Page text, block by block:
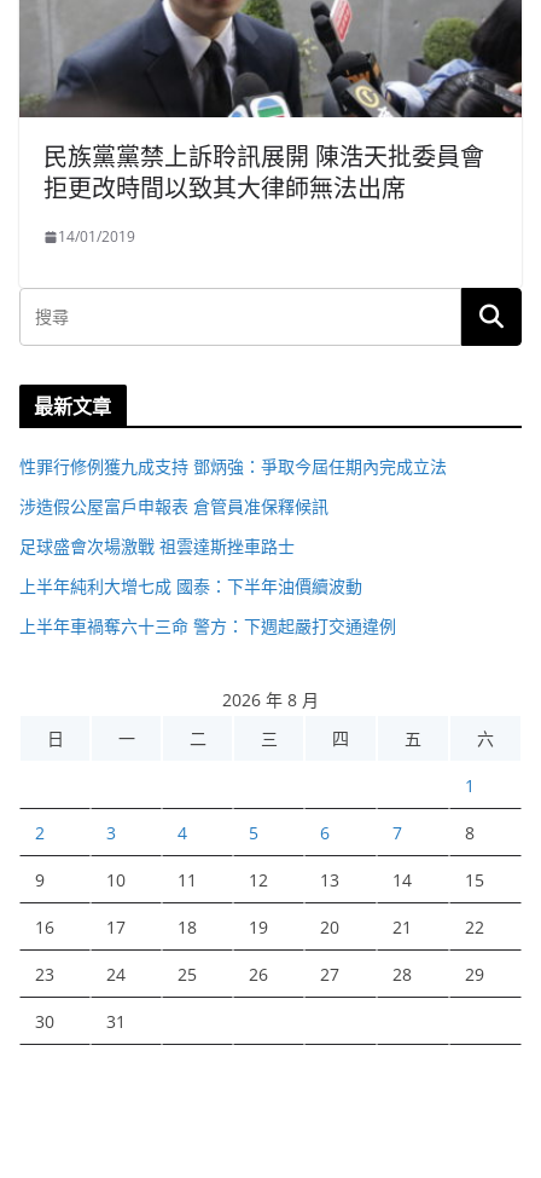
民族黨黨禁上訴聆訊展開 陳浩天批委員會
拒更改時間以致其大律師無法出席
14/01/2019
最新文章
性罪行修例獲九成支持 鄧炳強：爭取今屆任期內完成立法
涉造假公屋富戶申報表 倉管員准保釋候訊
足球盛會次場激戰 祖雲達斯挫車路士
上半年純利大增七成 國泰：下半年油價續波動
上半年車禍奪六十三命 警方：下週起嚴打交通違例
2026 年 8 月
日
一 二 三 四 五 六
1
2 3 4 5 6 7 8
9 10 11 12 13 14 15
16 17 18 19 20 21 22
23 24 25 26 27 28 29
30 31